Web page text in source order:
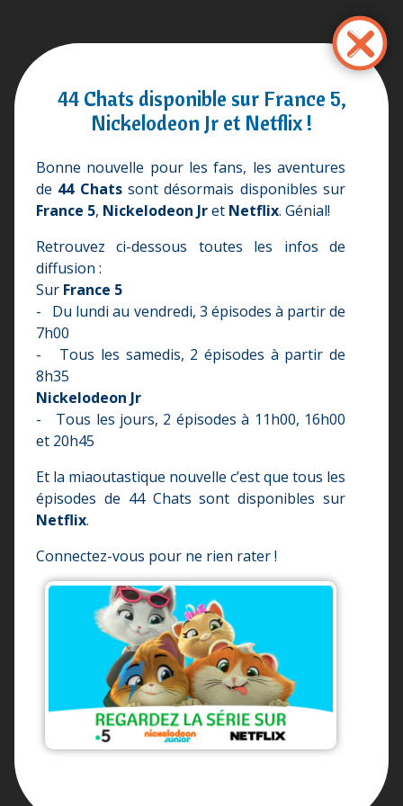
44 Chats disponible sur France 5,
Nickelodeon Jr et Netflix !
Bonne nouvelle pour les fans, les aventures
de 44 Chatssont désormais disponibles sur
France 5, Nickelodeon Jret Netflix. Génial!
Retrouvez ci-dessous toutes les infos de
diffusion :
Sur France 5
- Du lundi au vendredi, 3 épisodes à partir de
7h00
- Tous les samedis, 2 épisodes à partir de
8h35
Nickelodeon Jr
- Tous les jours, 2 épisodes à 11h00, 16h00
et 20h45
Et la miaoutastique nouvelle c’est que tous les
épisodes de 44 Chats sont disponibles sur
Netflix.
Connectez-vous pour ne rien rater !